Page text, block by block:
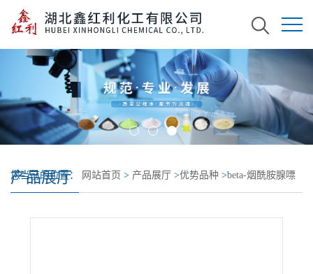
产品展厅
您当前的位置： 网站首页 > 产品展厅 >优势品种 >beta-烟酰胺腺嘌